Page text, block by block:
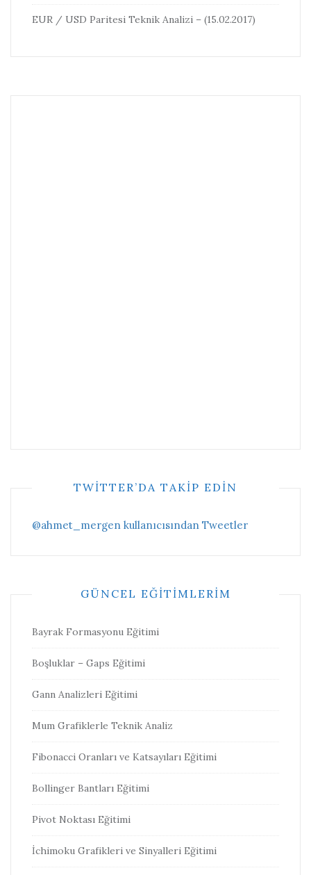
EUR / USD Paritesi Teknik Analizi – (15.02.2017)
TWITTER’DA TAKIP EDIN
@ahmet_mergen kullanıcısından Tweetler
GÜNCEL EĞITIMLERIM
Bayrak Formasyonu Eğitimi
Boşluklar – Gaps Eğitimi
Gann Analizleri Eğitimi
Mum Grafiklerle Teknik Analiz
Fibonacci Oranları ve Katsayıları Eğitimi
Bollinger Bantları Eğitimi
Pivot Noktası Eğitimi
İchimoku Grafikleri ve Sinyalleri Eğitimi